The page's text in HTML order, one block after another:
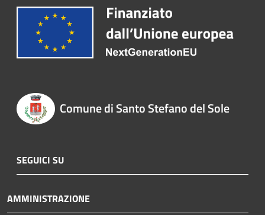
Comune di Santo Stefano del Sole
SEGUICI SU
AMMINISTRAZIONE